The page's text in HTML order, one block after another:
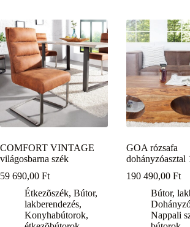
COMFORT VINTAGE
világosbarna szék
59 690,00Ft
Étkezõszék,Bútor,
lakberendezés,
Konyhabútorok,
GOA rózsafa
dohányzóasztal
190 490,00Ft
Bútor,
Nappali